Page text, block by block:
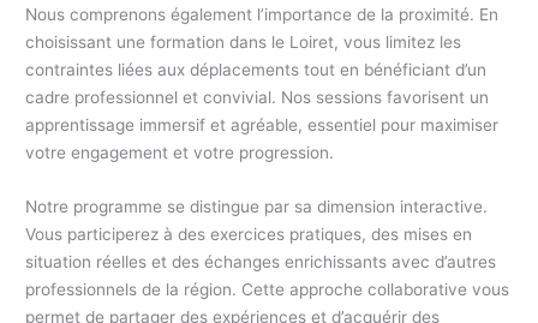
Nous comprenons également l’importance de la proximité. En
choisissant une formation dans le Loiret, vous limitez les
contraintes liées aux déplacements tout en bénéficiant d’un
cadre professionnel et convivial. Nos sessions favorisent un
apprentissage immersif et agréable, essentiel pour maximiser
votre engagement et votre progression.
Notre programme se distingue par sa dimension interactive.
Vous participerez à des exercices pratiques, des mises en
situation réelles et des échanges enrichissants avec d’autres
professionnels de la région. Cette approche collaborative vous
permet de partager des expériences et d’acquérir des